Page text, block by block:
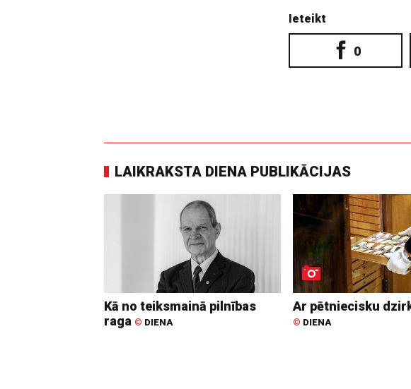
Ieteikt
0
LAIKRAKSTA DIENA PUBLIKĀCIJAS
Kā no teiksmainā pilnības
raga © DIENA
Ar pētniecisku
© DIENA